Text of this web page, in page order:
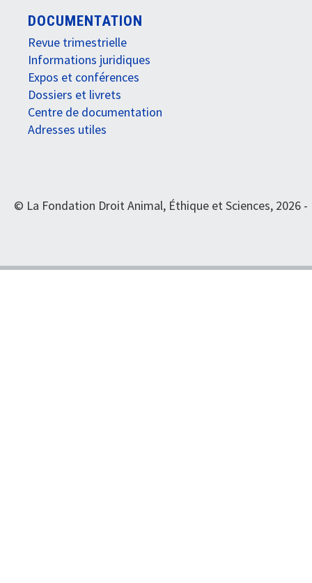
DOCUMENTATION
Revue trimestrielle
Informations juridiques
Expos et conférences
Dossiers et livrets
Centre de documentation
Adresses utiles
© La Fondation Droit Animal, Éthique et Sciences, 2026 -